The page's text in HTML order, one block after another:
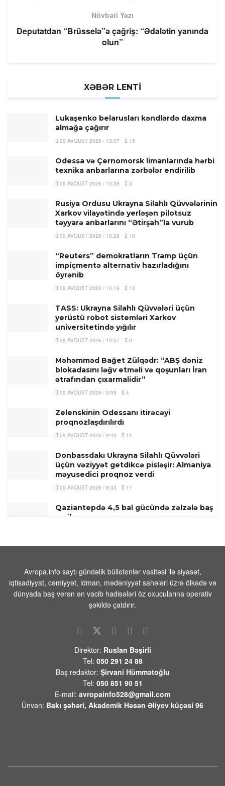
Növbəti Yazı
Deputatdan “Brüsselə”ə çağriş: “Ədalətin yanında
olun”
XƏBƏR LENTİ
Lukaşenko belarusları kəndlərdə daxma
almağa çağırır
09 AVQUST 2026 / 13:07 15
Odessa və Çernomorsk limanlarında hərbi
texnika anbarlarına zərbələr endirilib
09 AVQUST 2026 / 10:38 3
Rusiya Ordusu Ukrayna Silahlı Qüvvələrinin
Xarkov vilayətində yerləşən pilotsuz
təyyarə anbarlarını “Ətirşah”la vurub
09 AVQUST 2026 / 10:29 10
“Reuters” demokratların Tramp üçün
impiçmentə alternativ hazırladığını
öyrənib
09 AVQUST 2026 / 10:19 12
TASS: Ukrayna Silahlı Qüvvələri üçün
yerüstü robot sistemləri Xarkov
universitetində yığılır
09 AVQUST 2026 / 10:07 6
Məhəmməd Bağet Zülqədr: “ABŞ dəniz
blokadasını ləğv etməli və qoşunları İran
ətrafından çıxarmalidir”
09 AVQUST 2026 / 9:59 4
Zelenskinin Odessanı itirəcəyi
proqnozlaşdırılırdı
09 AVQUST 2026 / 9:43 14
Donbassdakı Ukrayna Silahlı Qüvvələri
üçün vəziyyət getdikcə pisləşir: Almaniya
məyusedici proqnoz verdi
09 AVQUST 2026 / 8:33 11
Qaziantepdə 4,5 bal gücündə zəlzələ baş
verib
Prezident İlham Əliyevlə Donald Tramp
arasında telefon danışığı olub
Paşinyanın Bakıya zəngi və Mehrini “azad
08 AVQUST 2026 / 20:10 11
Devid Felsen:”ABŞ-Azərbaycan
münasibətlərində də yeni mərhələnin
başlanğıcını qoyduğu qənaətindədir”
08 AVQUST 2026 / 18:06 11
Avropa.info saytı gündəlik bülletenlər vasitəsi ilə siyasət,
iqtisadiyyat, cəmiyyət, idman, mədəniyyət sahələri üzrə ölkədə və
dünyada baş verən ən vacib hadisələri öz oxucularına operativ
şəkildə çatdırır.
Direktor: Ruslan Bəşirli
Tel: 050 291 24 88
Baş redaktor: Şirvani Hümmətoğlu
Tel: 050 851 90 51
E-mail: avropainfo528@gmail.com
Ünvan: Bakı şəhəri, Akademik Həsən Əliyev küçəsi 96